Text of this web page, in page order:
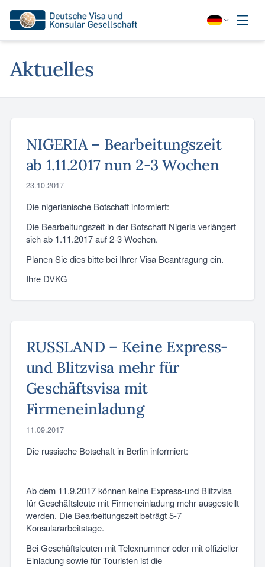
Aktuelles
NIGERIA – Bearbeitungszeit
ab 1.11.2017 nun 2-3 Wochen
23.10.2017
Die nigerianische Botschaft informiert:
Die Bearbeitungszeit in der Botschaft Nigeria verlängert
sich ab 1.11.2017 auf 2-3 Wochen.
Planen Sie dies bitte bei Ihrer Visa Beantragung ein.
Ihre DVKG
RUSSLAND – Keine Express-
und Blitzvisa mehr für
Geschäftsvisa mit
Firmeneinladung
11.09.2017
Die russische Botschaft in Berlin informiert:
Ab dem 11.9.2017 können keine Express-und Blitzvisa
für Geschäftsleute mit Firmeneinladung mehr ausgestellt
werden. Die Bearbeitungszeit beträgt 5-7
Konsulararbeitstage.
Bei Geschäftsleuten mit Telexnummer oder mit offizieller
Einladung sowie für Touristen ist die